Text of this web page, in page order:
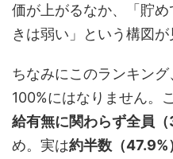
価が上がるなか、「貯
きは弱い」という構図が
ちなみにこのランキン
100%にはなりません。
給有無に関わらず全員
め。実は約半数（47.9%